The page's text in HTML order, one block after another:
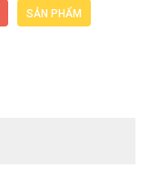
SẢN PHẨM